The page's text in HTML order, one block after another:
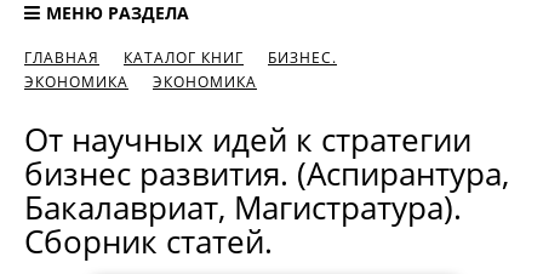
МЕНЮ РАЗДЕЛА
ГЛАВНАЯ КАТАЛОГ КНИГ
БИЗНЕС.
ЭКОНОМИКА
ЭКОНОМИКА
От научных идей к стратегии
бизнес развития. (Аспирантура,
Бакалавриат, Магистратура).
Сборник статей.